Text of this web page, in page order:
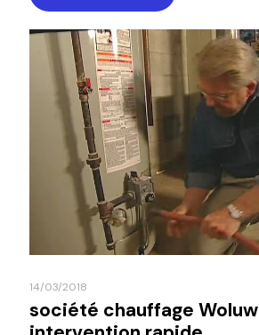
14/03/2018
société chauffage